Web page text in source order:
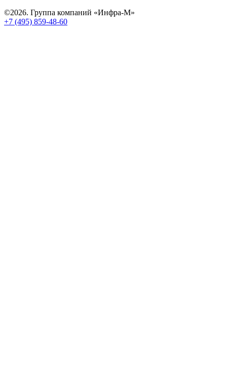
©2026. Группа компаний «Инфра-М»
+7 (495) 859-48-60